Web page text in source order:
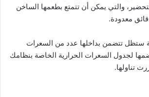
والتي يمكن أن تتمتع بطعمها الساخن
معدودة.
ستظل تتضمن بداخلها عدد من السعرات
لجدول السعرات الحرارية الخاصة بنظامك
تناولها.